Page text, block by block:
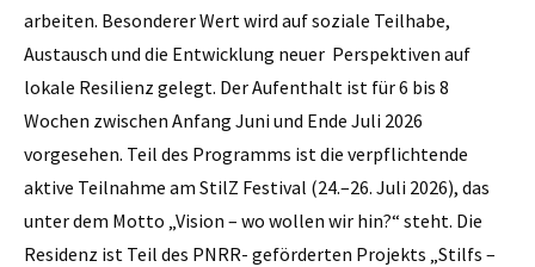
arbeiten. Besonderer Wert wird auf soziale Teilhabe,
Austausch und die Entwicklung neuer Perspektiven auf
lokale Resilienz gelegt. Der Aufenthalt ist für 6 bis 8
Wochen zwischen Anfang Juni und Ende Juli 2026
vorgesehen. Teil des Programms ist die verpflichtende
aktive Teilnahme am StilZ Festival (24.–26. Juli 2026), das
unter dem Motto „Vision – wo wollen wir hin?“ steht. Die
Residenz ist Teil des PNRR- geförderten Projekts „Stilfs –